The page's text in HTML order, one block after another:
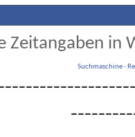
Zeitangaben in
Suchmaschine-